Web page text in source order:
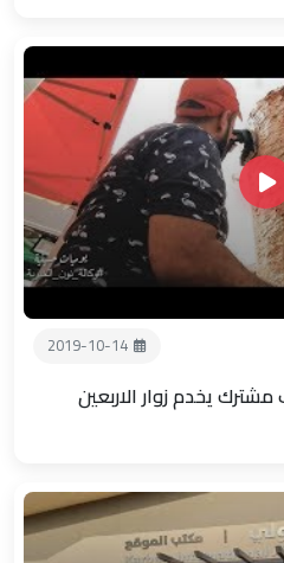
2019-10-14
يخدم زوار الاربعين